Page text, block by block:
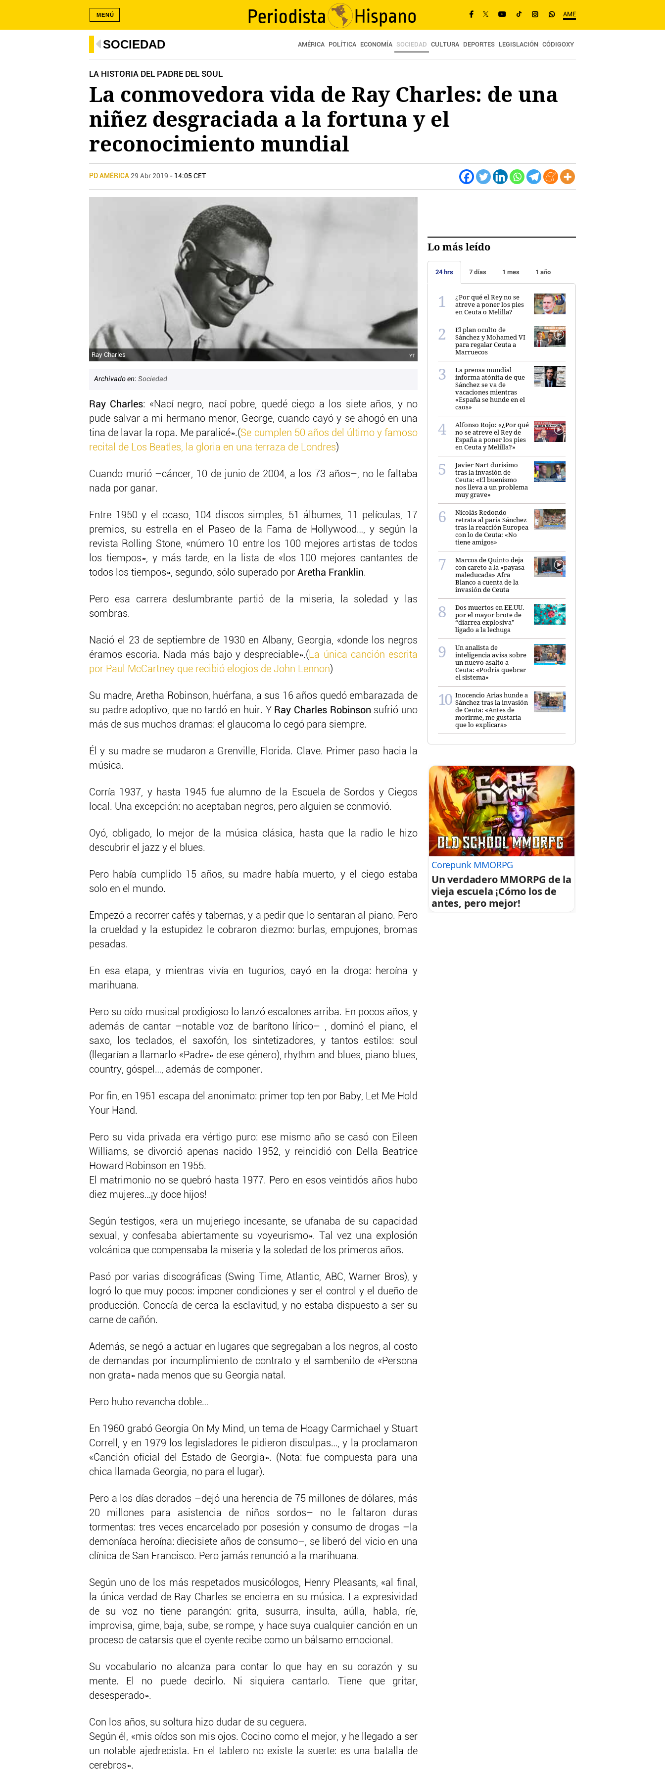
AME
MENÚ
SOCIEDAD AMÉRICA POLÍTICA ECONOMÍA SOCIEDAD CULTURA DEPORTES LEGISLACIÓN CÓDIGOXY
LA HISTORIA DEL PADRE DEL SOUL
La conmovedora vida de Ray Charles: de una
niñez desgraciada a la fortuna y el
reconocimiento mundial
PD AMÉRICA 29 Abr 2019 - 14:05 CET
Ray Charles YT
Archivado en: Sociedad
Ray Charles: «Nací negro, nací pobre, quedé ciego a los siete años, y no
pude salvar a mi hermano menor, George, cuando cayó y se ahogó en una
tina de lavar la ropa. Me paralicé».(Se cumplen 50 años del último y famoso
recital de Los Beatles, la gloria en una terraza de Londres)
Cuando murió –cáncer, 10 de junio de 2004, a los 73 años–, no le faltaba
nada por ganar.
Entre 1950 y el ocaso, 104 discos simples, 51 álbumes, 11 películas, 17
premios, su estrella en el Paseo de la Fama de Hollywood…, y según la
revista Rolling Stone, «número 10 entre los 100 mejores artistas de todos
los tiempos», y más tarde, en la lista de «los 100 mejores cantantes de
todos los tiempos», segundo, sólo superado por Aretha Franklin.
Pero esa carrera deslumbrante partió de la miseria, la soledad y las
sombras.
Nació el 23 de septiembre de 1930 en Albany, Georgia, «donde los negros
éramos escoria. Nada más bajo y despreciable».( La única canción escrita
por Paul McCartney que recibió elogios de John Lennon)
Su madre, Aretha Robinson, huérfana, a sus 16 años quedó embarazada de
su padre adoptivo, que no tardó en huir. Y Ray Charles Robinson sufrió uno
más de sus muchos dramas: el glaucoma lo cegó para siempre.
Él y su madre se mudaron a Grenville, Florida. Clave. Primer paso hacia la
música.
Corría 1937, y hasta 1945 fue alumno de la Escuela de Sordos y Ciegos
local. Una excepción: no aceptaban negros, pero alguien se conmovió.
Oyó, obligado, lo mejor de la música clásica, hasta que la radio le hizo
descubrir el jazz y el blues.
Pero había cumplido 15 años, su madre había muerto, y el ciego estaba
solo en el mundo.
Empezó a recorrer cafés y tabernas, y a pedir que lo sentaran al piano. Pero
la crueldad y la estupidez le cobraron diezmo: burlas, empujones, bromas
pesadas.
En esa etapa, y mientras vivía en tugurios, cayó en la droga: heroína y
marihuana.
Pero su oído musical prodigioso lo lanzó escalones arriba. En pocos años, y
además de cantar –notable voz de barítono lírico– , dominó el piano, el
saxo, los teclados, el saxofón, los sintetizadores, y tantos estilos: soul
(llegarían a llamarlo «Padre» de ese género), rhythm and blues, piano blues,
country, góspel…, además de componer.
Por fin, en 1951 escapa del anonimato: primer top ten por Baby, Let Me Hold
Your Hand.
Pero su vida privada era vértigo puro: ese mismo año se casó con Eileen
Williams, se divorció apenas nacido 1952, y reincidió con Della Beatrice
Howard Robinson en 1955.
El matrimonio no se quebró hasta 1977. Pero en esos veintidós años hubo
diez mujeres…¡y doce hijos!
Según testigos, «era un mujeriego incesante, se ufanaba de su capacidad
sexual, y confesaba abiertamente su voyeurismo». Tal vez una explosión
volcánica que compensaba la miseria y la soledad de los primeros años.
Pasó por varias discográficas (Swing Time, Atlantic, ABC, Warner Bros), y
logró lo que muy pocos: imponer condiciones y ser el control y el dueño de
producción. Conocía de cerca la esclavitud, y no estaba dispuesto a ser su
carne de cañón.
Además, se negó a actuar en lugares que segregaban a los negros, al costo
de demandas por incumplimiento de contrato y el sambenito de «Persona
non grata» nada menos que su Georgia natal.
Pero hubo revancha doble…
En 1960 grabó Georgia On My Mind, un tema de Hoagy Carmichael y Stuart
Correll, y en 1979 los legisladores le pidieron disculpas…, y la proclamaron
«Canción oficial del Estado de Georgia». (Nota: fue compuesta para una
chica llamada Georgia, no para el lugar).
Pero a los días dorados –dejó una herencia de 75 millones de dólares, más
20 millones para asistencia de niños sordos– no le faltaron duras
tormentas: tres veces encarcelado por posesión y consumo de drogas –la
demoníaca heroína: diecisiete años de consumo–, se liberó del vicio en una
clínica de San Francisco. Pero jamás renunció a la marihuana.
Según uno de los más respetados musicólogos, Henry Pleasants, «al final,
la única verdad de Ray Charles se encierra en su música. La expresividad
de su voz no tiene parangón: grita, susurra, insulta, aúlla, habla, ríe,
improvisa, gime, baja, sube, se rompe, y hace suya cualquier canción en un
proceso de catarsis que el oyente recibe como un bálsamo emocional.
Su vocabulario no alcanza para contar lo que hay en su corazón y su
mente. El no puede decirlo. Ni siquiera cantarlo. Tiene que gritar,
desesperado».
Con los años, su soltura hizo dudar de su ceguera.
Según él, «mis oídos son mis ojos. Cocino como el mejor, y he llegado a ser
un notable ajedrecista. En el tablero no existe la suerte: es una batalla de
cerebros».
Lo más leído
24 hrs 7 días 1 mes 1 año
¿Por qué el Rey no se
atreve a poner los pies
en Ceuta o Melilla?
El plan oculto de
Sánchez y Mohamed VI
para regalar Ceuta a
Marruecos
La prensa mundial
informa atónita de que
Sánchez se va de
vacaciones mientras
«España se hunde en el
caos»
Alfonso Rojo: «¿Por qué
no se atreve el Rey de
España a poner los pies
en Ceuta y Melilla?»
Javier Nart durísimo
tras la invasión de
Ceuta: «El buenismo
nos lleva a un problema
muy grave»
Nicolás Redondo
retrata al paria Sánchez
tras la reacción Europea
con lo de Ceuta: «No
tiene amigos»
Marcos de Quinto deja
con careto a la «payasa
maleducada» Afra
Blanco a cuenta de la
invasión de Ceuta
Dos muertos en EE.UU.
por el mayor brote de
“diarrea explosiva”
ligado a la lechuga
Un analista de
inteligencia avisa sobre
un nuevo asalto a
Ceuta: «Podría quebrar
el sistema»
Inocencio Arias hunde a
Sánchez tras la invasión
de Ceuta: «Antes de
morirme, me gustaría
que lo explicara»
Corepunk MMORPG
Un verdadero MMORPG de la
vieja escuela ¡Cómo los de
antes, pero mejor!